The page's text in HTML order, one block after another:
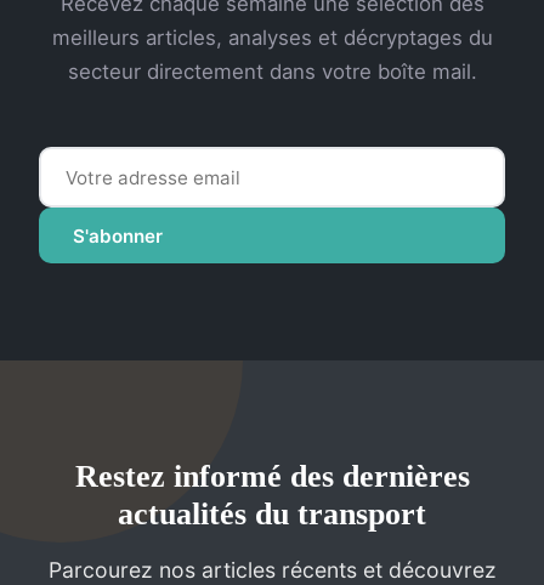
meilleurs articles, analyses et décryptages du
secteur directement dans votre boîte mail.
S'abonner
Restez informé des dernières
actualités du transport
Parcourez nos articles récents et découvrez